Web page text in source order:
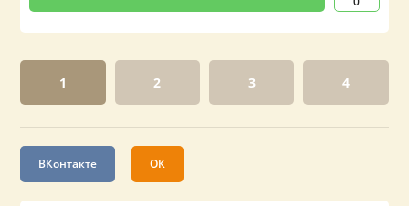
1 2 3 4
ВКонтакте ОК